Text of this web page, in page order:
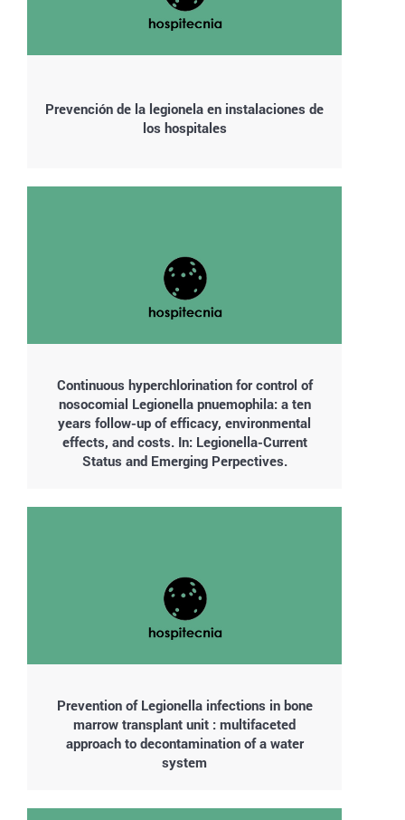
Prevención de la legionela en instalaciones de
los hospitales
Continuous hyperchlorination for control of
nosocomial Legionella pnuemophila: a ten
years follow-up of efficacy, environmental
effects, and costs. In: Legionella-Current
Status and Emerging Perpectives.
Prevention of Legionella infections in bone
marrow transplant unit : multifaceted
approach to decontamination of a water
system